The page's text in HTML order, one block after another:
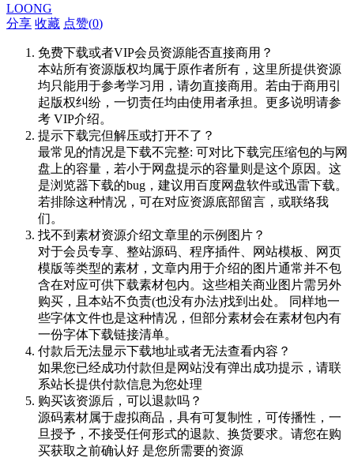
LOONG
分享 收藏 点赞(0)
免费下载或者VIP会员资源能否直接商用？
本站所有资源版权均属于原作者所有，这里所提供资源
均只能用于参考学习用，请勿直接商用。若由于商用引
起版权纠纷，一切责任均由使用者承担。更多说明请参
考 VIP介绍。
提示下载完但解压或打开不了？
最常见的情况是下载不完整: 可对比下载完压缩包的与网
盘上的容量，若小于网盘提示的容量则是这个原因。这
是浏览器下载的bug，建议用百度网盘软件或迅雷下载。
若排除这种情况，可在对应资源底部留言，或联络我
们。
找不到素材资源介绍文章里的示例图片？
对于会员专享、整站源码、程序插件、网站模板、网页
模版等类型的素材，文章内用于介绍的图片通常并不包
含在对应可供下载素材包内。这些相关商业图片需另外
购买，且本站不负责(也没有办法)找到出处。 同样地一
些字体文件也是这种情况，但部分素材会在素材包内有
一份字体下载链接清单。
付款后无法显示下载地址或者无法查看内容？
如果您已经成功付款但是网站没有弹出成功提示，请联
系站长提供付款信息为您处理
购买该资源后，可以退款吗？
源码素材属于虚拟商品，具有可复制性，可传播性，一
旦授予，不接受任何形式的退款、换货要求。请您在购
买获取之前确认好 是您所需要的资源